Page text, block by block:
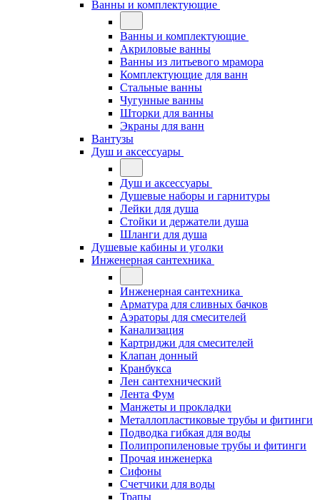
Ванны и комплектующие
Ванны и комплектующие
Акриловые ванны
Ванны из литьевого мрамора
Комплектующие для ванн
Стальные ванны
Чугунные ванны
Шторки для ванны
Экраны для ванн
Вантузы
Душ и аксессуары
Душ и аксессуары
Душевые наборы и гарнитуры
Лейки для душа
Стойки и держатели душа
Шланги для душа
Душевые кабины и уголки
Инженерная сантехника
Инженерная сантехника
Арматура для сливных бачков
Аэраторы для смесителей
Канализация
Картриджи для смесителей
Клапан донный
Кранбукса
Лен сантехнический
Лента Фум
Манжеты и прокладки
Металлопластиковые трубы и фитинги
Подводка гибкая для воды
Полипропиленовые трубы и фитинги
Прочая инженерка
Сифоны
Счетчики для воды
Трапы